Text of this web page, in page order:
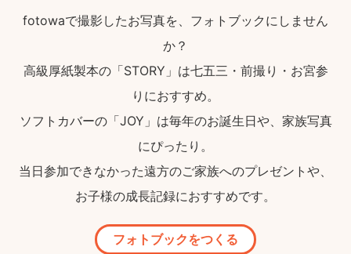
fotowaで撮影したお写真を、フォトブックにしません
か？
高級厚紙製本の「STORY」は七五三・前撮り・お宮参
りにおすすめ。
ソフトカバーの「JOY」は毎年のお誕生日や、家族写真
にぴったり。
当日参加できなかった遠方のご家族へのプレゼントや、
お子様の成長記録におすすめです。
フォトブックをつくる